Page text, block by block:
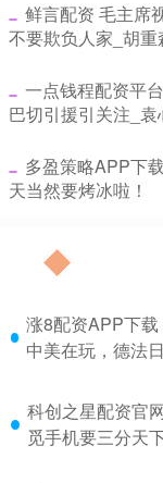
鲜言配资 毛主席
不要欺负人家_胡
一点钱程配资平
巴切引援引关注_
多盈策略APP下
天当然要烤冰啦！
涨8配资APP下
中美在玩，德法
科创之星配资官
觅手机要三分天